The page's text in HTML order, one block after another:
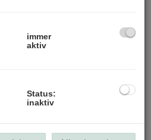
immer
aktiv
Status:
inaktiv